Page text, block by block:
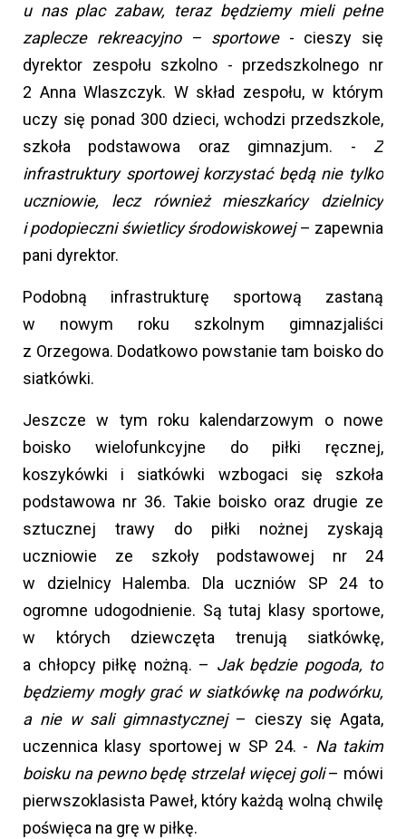
u nas plac zabaw, teraz będziemy mieli pełne
zaplecze rekreacyjno – sportowe- cieszy się
dyrektor zespołu szkolno - przedszkolnego nr
2 Anna Wlaszczyk. W skład zespołu, w którym
uczy się ponad 300 dzieci, wchodzi przedszkole,
szkoła podstawowa oraz gimnazjum. - Z
infrastruktury sportowej korzystać będą nie tylko
uczniowie, lecz również mieszkańcy dzielnicy
i podopieczni świetlicy środowiskowej– zapewnia
pani dyrektor.
Podobną infrastrukturę sportową zastaną
w nowym roku szkolnym gimnazjaliści
z Orzegowa. Dodatkowo powstanie tam boisko do
siatkówki.
Jeszcze w tym roku kalendarzowym o nowe
boisko wielofunkcyjne do piłki ręcznej,
koszykówki i siatkówki wzbogaci się szkoła
podstawowa nr 36. Takie boisko oraz drugie ze
sztucznej trawy do piłki nożnej zyskają
uczniowie ze szkoły podstawowej nr 24
w dzielnicy Halemba. Dla uczniów SP 24 to
ogromne udogodnienie. Są tutaj klasy sportowe,
w których dziewczęta trenują siatkówkę,
a chłopcy piłkę nożną. – Jak będzie pogoda, to
będziemy mogły grać w siatkówkę na podwórku,
a nie w sali gimnastycznej– cieszy się Agata,
uczennica klasy sportowej w SP 24. - Na takim
boisku na pewno będę strzelał więcej goli– mówi
pierwszoklasista Paweł, który każdą wolną chwilę
poświęca na grę w piłkę.